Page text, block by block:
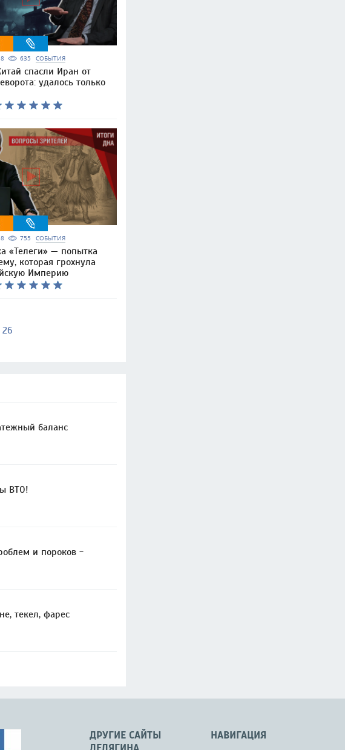
635 СОБЫТИЯ
спасли Иран от
удалось только
755 СОБЫТИЯ
«Телеги» — попытка
которая грохнула
Империю
26
баланс
ВТО!
и пороков -
текел, фарес
НАВИГАЦИЯ
ДРУГИЕ САЙТЫ